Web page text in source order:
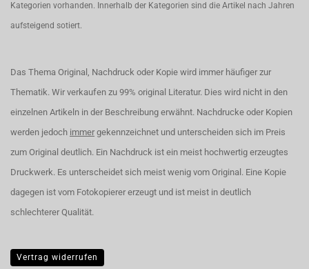
Kategorien vorhanden. Innerhalb der Kategorien sind die Artikel nach Jahren
aufsteigend sotiert.
Das Thema Original, Nachdruck oder Kopie wird immer häufiger zur
Thematik. Wir verkaufen zu 99% original Literatur. Dies wird nicht in den
einzelnen Artikeln in der Beschreibung erwähnt. Nachdrucke oder Kopien
werden jedoch immer gekennzeichnet und unterscheiden sich im Preis
zum Original deutlich. Ein Nachdruck ist ein meist hochwertig erzeugtes
Druckwerk. Es unterscheidet sich meist wenig vom Original. Eine Kopie
dagegen ist vom Fotokopierer erzeugt und ist meist in deutlich
schlechterer Qualität.
Vertrag widerrufen